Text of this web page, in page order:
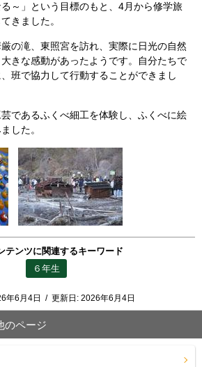
～」という目標のもと、4月から修学旅
きました。
の滝、東照宮を訪れ、実際に日光の自然
きな感動があったようです。自分たちで
班で協力して行動することができまし
であるふくべ細工を体験し、ふくべに絵
した。
テンツに関連するキーワード
６年生
年6月4日 / 更新日: 2026年6月4日
のページ